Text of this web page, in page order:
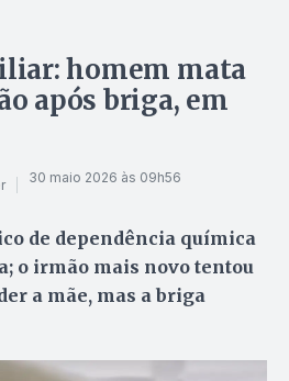
homem mata
após briga, em
30 maio 2026 às 09h56
de dependência química
o irmão mais novo tentou
a mãe, mas a briga